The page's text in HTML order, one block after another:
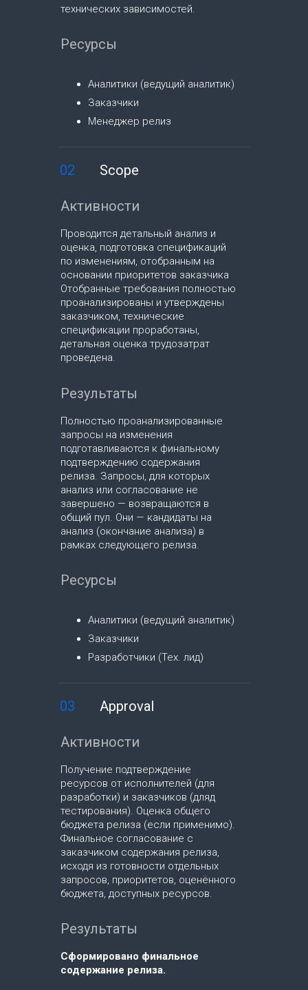
технических зависимостей.
Ресурсы
Аналитики (ведущий аналитик)
Заказчики
Менеджер релиз
02 Scope
Активности
Проводится детальный анализ и
оценка, подготовка спецификаций
по изменениям, отобранным на
основании приоритетов заказчика
Отобранные требования полностью
проанализированы и утверждены
заказчиком, технические
спецификации проработаны,
детальная оценка трудозатрат
проведена.
Результаты
Полностью проанализированные
запросы на изменения
подготавливаются к финальному
подтверждению содержания
релиза. Запросы, для которых
анализ или согласование не
завершено — возвращаются в
общий пул. Они — кандидаты на
анализ (окончание анализа) в
рамках следующего релиза.
Ресурсы
Аналитики (ведущий аналитик)
Заказчики
Разработчики (Тех. лид)
03 Approval
Активности
Получение подтверждение
ресурсов от исполнителей (для
разработки) и заказчиков (дляд
тестирования). Оценка общего
бюджета релиза (если применимо).
Финальное согласование с
заказчиком содержания релиза,
исходя из готовности отдельных
запросов, приоритетов, оценённого
бюджета, доступных ресурсов.
Результаты
Сформировано финальное
содержание релиза.